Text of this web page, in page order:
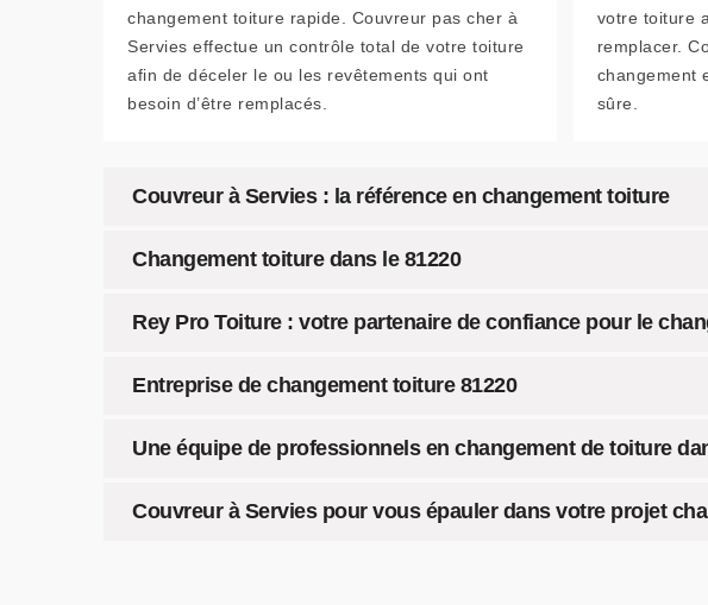
changement toiture rapide. Couvreur pas cher à
Servies effectue un contrôle total de votre toiture
afin de déceler le ou les revêtements qui ont
besoin d’être remplacés.
votre toiture
remplacer.
changement
sûre.
Couvreur à Servies : la référence en changement toiture
Changement toiture dans le 81220
Rey Pro Toiture : votre partenaire de confiance pour le
Entreprise de changement toiture 81220
Une équipe de professionnels en changement de toiture
Couvreur à Servies pour vous épauler dans votre projet